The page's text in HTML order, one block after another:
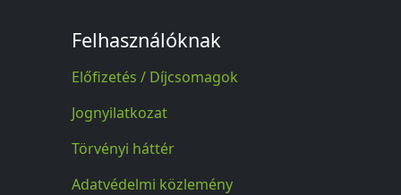
Felhasználóknak
Előfizetés / Díjcsomagok
Jognyilatkozat
Törvényi háttér
Adatvédelmi közlemény